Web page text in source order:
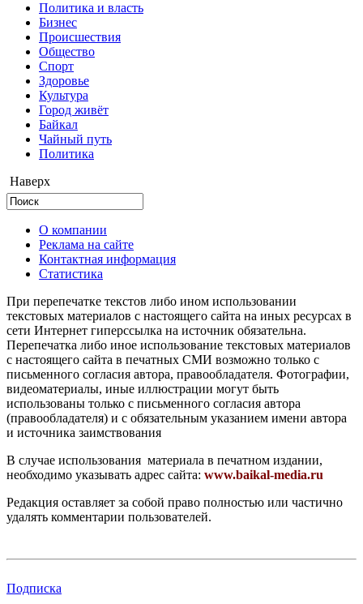
Политика и власть
Бизнес
Происшествия
Общество
Cпорт
Здоровье
Культура
Город живёт
Байкал
Чайный путь
Политика
Наверх
О компании
Реклама на сайте
Контактная информация
Статистика
При перепечатке текстов либо ином использовании
текстовых материалов с настоящего сайта на иных ресурсах в
сети Интернет гиперссылка на источник обязательна.
Перепечатка либо иное использование текстовых материалов
с настоящего сайта в печатных СМИ возможно только с
письменного согласия автора, правообладателя. Фотографии,
видеоматериалы, иные иллюстрации могут быть
использованы только с письменного согласия автора
(правообладателя) и с обязательным указанием имени автора
и источника заимствования
В случае использования материала в печатном издании,
необходимо указывать адрес сайта: www.baikal-media.ru
Редакция оставляет за собой право полностью или частично
удалять комментарии пользователей.
Подписка